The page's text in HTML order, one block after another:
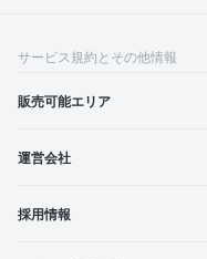
サービス規約とその他情報
販売可能エリア
運営会社
採用情報